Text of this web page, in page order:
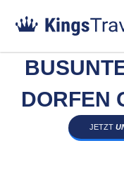
DORFEN
JETZT